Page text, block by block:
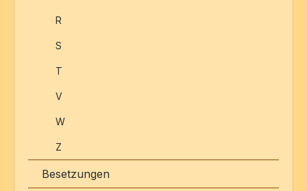
R
S
T
V
W
Z
Besetzungen